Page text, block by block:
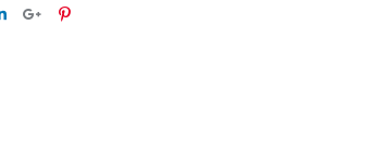
LinkedinGoogle+Pinterest